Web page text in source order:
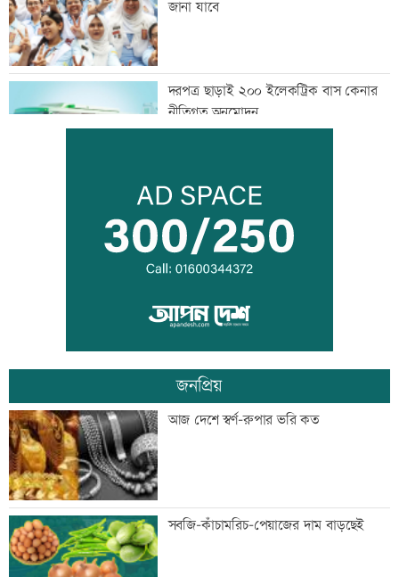
জানা যাবে
দরপত্র ছাড়াই ২০০ ইলেকট্রিক বাস কেনার
নীতিগত অনুমোদন
তনু হত্যার আসামি সাবেক সেনাসদস্য
হাফিজুরকে আত্মসমর্পণের নির্দেশ
দুদকের মামলায় ঢাকা ব্যাংকের ৪ কর্মকর্তার
কারাদণ্ড
জিয়াউর রহমান দেশে প্রথম সবুজ বিপ্লবের
ডাক দিয়েছিলেন: পরিবেশমন্ত্রী
প্রথম শ্রেণিতে ভর্তি লটারিতে
জনপ্রিয়
আজ দেশে স্বর্ণ-রুপার ভরি কত
সবজি-কাঁচামরিচ-পেয়াজের দাম বাড়ছেই